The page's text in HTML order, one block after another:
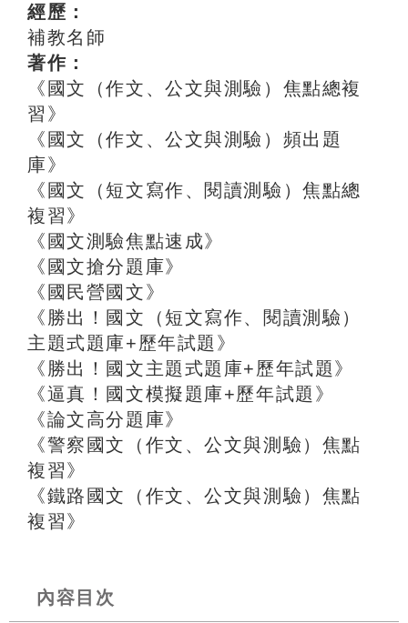
經歷：
補教名師
著作：
《國文（作文、公文與測驗）焦點總複
習》
《國文（作文、公文與測驗）頻出題
庫》
《國文（短文寫作、閱讀測驗）焦點總
複習》
《國文測驗焦點速成》
《國文搶分題庫》
《國民營國文》
《勝出！國文（短文寫作、閱讀測驗）
主題式題庫+歷年試題》
《勝出！國文主題式題庫+歷年試題》
《逼真！國文模擬題庫+歷年試題》
《論文高分題庫》
《警察國文（作文、公文與測驗）焦點
複習》
《鐵路國文（作文、公文與測驗）焦點
複習》
內容目次